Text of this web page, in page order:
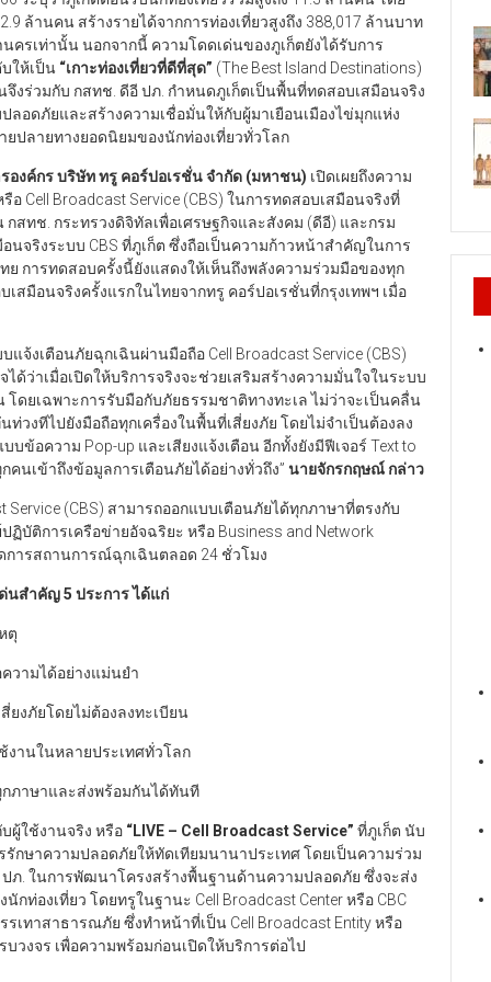
ล้านคน สร้างรายได้จากการท่องเที่ยวสูงถึง 388,017 ล้านบาท
ครเท่านั้น นอกจากนี้ ความโดดเด่นของภูเก็ตยังได้รับการ
ให้เป็น “เกาะท่องเที่ยวที่ดีที่สุด” (The Best Island Destinations)
งร่วมกับ กสทช. ดีอี ปภ. กำหนดภูเก็ตเป็นพื้นที่ทดสอบเสมือนจริง
ลอดภัยและสร้างความเชื่อมั่นให้กับผู้มาเยือนเมืองไข่มุกแห่ง
ปลายทางยอดนิยมของนักท่องเที่ยวทั่วโลก
งค์กร บริษัท ทรู คอร์ปอเรชั่น จำกัด (มหาชน) เปิดเผยถึงความ
Cell Broadcast Service (CBS) ในการทดสอบเสมือนจริงที่
สทช. กระทรวงดิจิทัลเพื่อเศรษฐกิจและสังคม (ดีอี) และกรม
จริงระบบ CBS ที่ภูเก็ต ซึ่งถือเป็นความก้าวหน้าสำคัญในการ
การทดสอบครั้งนี้ยังแสดงให้เห็นถึงพลังความร่วมมือของทุก
สมือนจริงครั้งแรกในไทยจากทรู คอร์ปอเรชั่นที่กรุงเทพฯ เมื่อ
จ้งเตือนภัยฉุกเฉินผ่านมือถือ Cell Broadcast Service (CBS)
ด้ว่าเมื่อเปิดให้บริการจริงจะช่วยเสริมสร้างความมั่นใจในระบบ
ดยเฉพาะการรับมือกับภัยธรรมชาติทางทะเล ไม่ว่าจะเป็นคลื่น
วงทีไปยังมือถือทุกเครื่องในพื้นที่เสี่ยงภัย โดยไม่จำเป็นต้องลง
ข้อความ Pop-up และเสียงแจ้งเตือน อีกทั้งยังมีฟีเจอร์ Text to
คนเข้าถึงข้อมูลการเตือนภัยได้อย่างทั่วถึง” นายจักรกฤษณ์ กล่าว
(CBS) สามารถออกแบบเตือนภัยได้ทุกภาษาที่ตรงกับ
บัติการเครือข่ายอัจฉริยะ หรือ Business and Network
ดการสถานการณ์ฉุกเฉินตลอด 24 ชั่วโมง
นสำคัญ 5 ประการ ได้แก่
ตุ
วามได้อย่างแม่นยำ
งภัยโดยไม่ต้องลงทะเบียน
านในหลายประเทศทั่วโลก
ภาษาและส่งพร้อมกันได้ทันที
ผู้ใช้งานจริง หรือ “LIVE – Cell Broadcast Service” ที่ภูเก็ต นับ
กษาความปลอดภัยให้ทัดเทียมนานาประเทศ โดยเป็นความร่วม
ภ. ในการพัฒนาโครงสร้างพื้นฐานด้านความปลอดภัย ซึ่งจะส่ง
องเที่ยว โดยทรูในฐานะ Cell Broadcast Center หรือ CBC
เทาสาธารณภัย ซึ่งทำหน้าที่เป็น Cell Broadcast Entity หรือ
บวงจร เพื่อความพร้อมก่อนเปิดให้บริการต่อไป